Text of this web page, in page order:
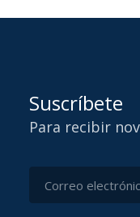
Suscríbete
Para recibir